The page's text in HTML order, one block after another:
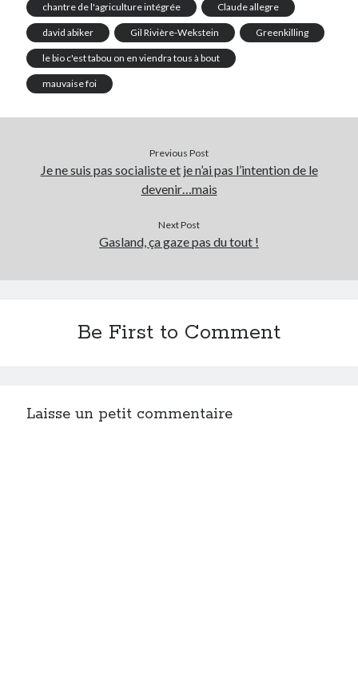
chantre de l'agriculture intégrée Claude allegre
david abiker Gil Rivière-Wekstein Greenkilling
le bio c'est tabou on en viendra tous à bout
mauvaise foi
Previous Post
Je ne suis pas socialiste et je n’ai pas l’intention de le
devenir…mais
Next Post
Gasland, ça gaze pas du tout !
Be First to Comment
Laisse un petit commentaire